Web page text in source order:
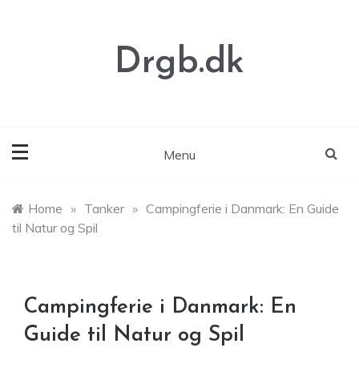
Drgb.dk
Menu
Home » Tanker » Campingferie i Danmark: En Guide
til Natur og Spil
Campingferie i Danmark: En
Guide til Natur og Spil